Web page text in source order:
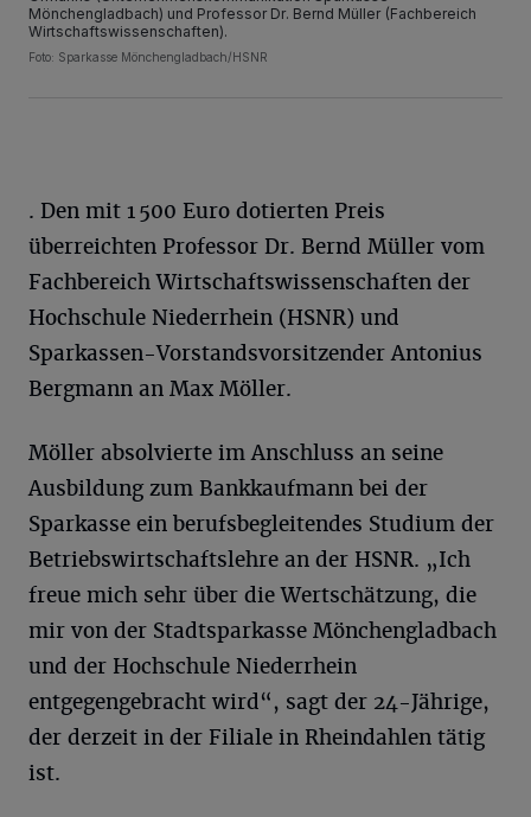
Mönchengladbach) und Professor Dr. Bernd Müller (Fachbereich
Wirtschaftswissenschaften).
Foto: Sparkasse Mönchengladbach/HSNR
. Den mit 1 500 Euro dotierten Preis
überreichten Professor Dr. Bernd Müller vom
Fachbereich Wirtschaftswissenschaften der
Hochschule Niederrhein (HSNR) und
Sparkassen-Vorstandsvorsitzender Antonius
Bergmann an Max Möller.
Möller absolvierte im Anschluss an seine
Ausbildung zum Bankkaufmann bei der
Sparkasse ein berufsbegleitendes Studium der
Betriebswirtschaftslehre an der HSNR. „Ich
freue mich sehr über die Wertschätzung, die
mir von der Stadtsparkasse Mönchengladbach
und der Hochschule Niederrhein
entgegengebracht wird“, sagt der 24-Jährige,
der derzeit in der Filiale in Rheindahlen tätig
ist.